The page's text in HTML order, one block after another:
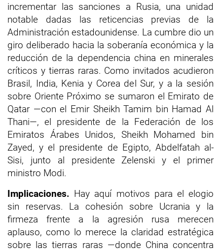
incrementar las sanciones a Rusia, una unidad
notable dadas las reticencias previas de la
Administración estadounidense. La cumbre dio un
giro deliberado hacia la soberanía económica y la
reducción de la dependencia china en minerales
críticos y tierras raras. Como invitados acudieron
Brasil, India, Kenia y Corea del Sur, y a la sesión
sobre Oriente Próximo se sumaron el Emirato de
Qatar —con el Emir Sheikh Tamim bin Hamad Al
Thani—, el presidente de la Federación de los
Emiratos Árabes Unidos, Sheikh Mohamed bin
Zayed, y el presidente de Egipto, Abdelfatah al-
Sisi, junto al presidente Zelenski y el primer
ministro Modi.
Implicaciones. Hay aquí motivos para el elogio
sin reservas. La cohesión sobre Ucrania y la
firmeza frente a la agresión rusa merecen
aplauso, como lo merece la claridad estratégica
sobre las tierras raras —donde China concentra